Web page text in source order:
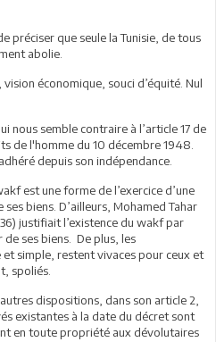
préciser que seule la Tunisie, de tous
abolie.
économique, souci d’équité. Nul
semble contraire à l’article 17 de
de l'homme du 10 décembre 1948.
depuis son indépendance.
est une forme de l’exercice d’une
biens. D’ailleurs, Mohamed Tahar
justifiait l’existence du wakf par
de ses biens. De plus, les
simple, restent vivaces pour ceux et
spoliés.
dispositions, dans son article 2,
existantes à la date du décret sont
en toute propriété aux dévolutaires